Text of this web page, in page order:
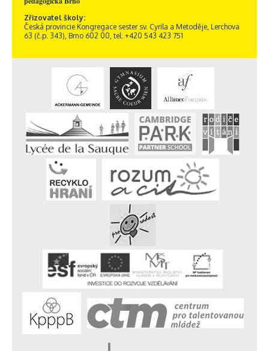
Zřizovatel školy:
Česká provincie Kongregace sester sv. Cyrila a Metoděje, Lerchova
63 (č.p. 343), Brno 602 00, tel: +420 543 423 751